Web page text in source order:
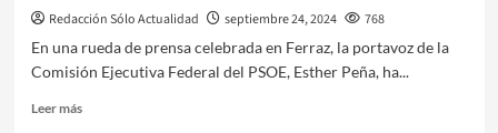
Redacción Sólo Actualidad septiembre 24, 2024
768
En una rueda de prensa celebrada en Ferraz, la portavoz de la
Comisión Ejecutiva Federal del PSOE, Esther Peña, ha...
Leer más